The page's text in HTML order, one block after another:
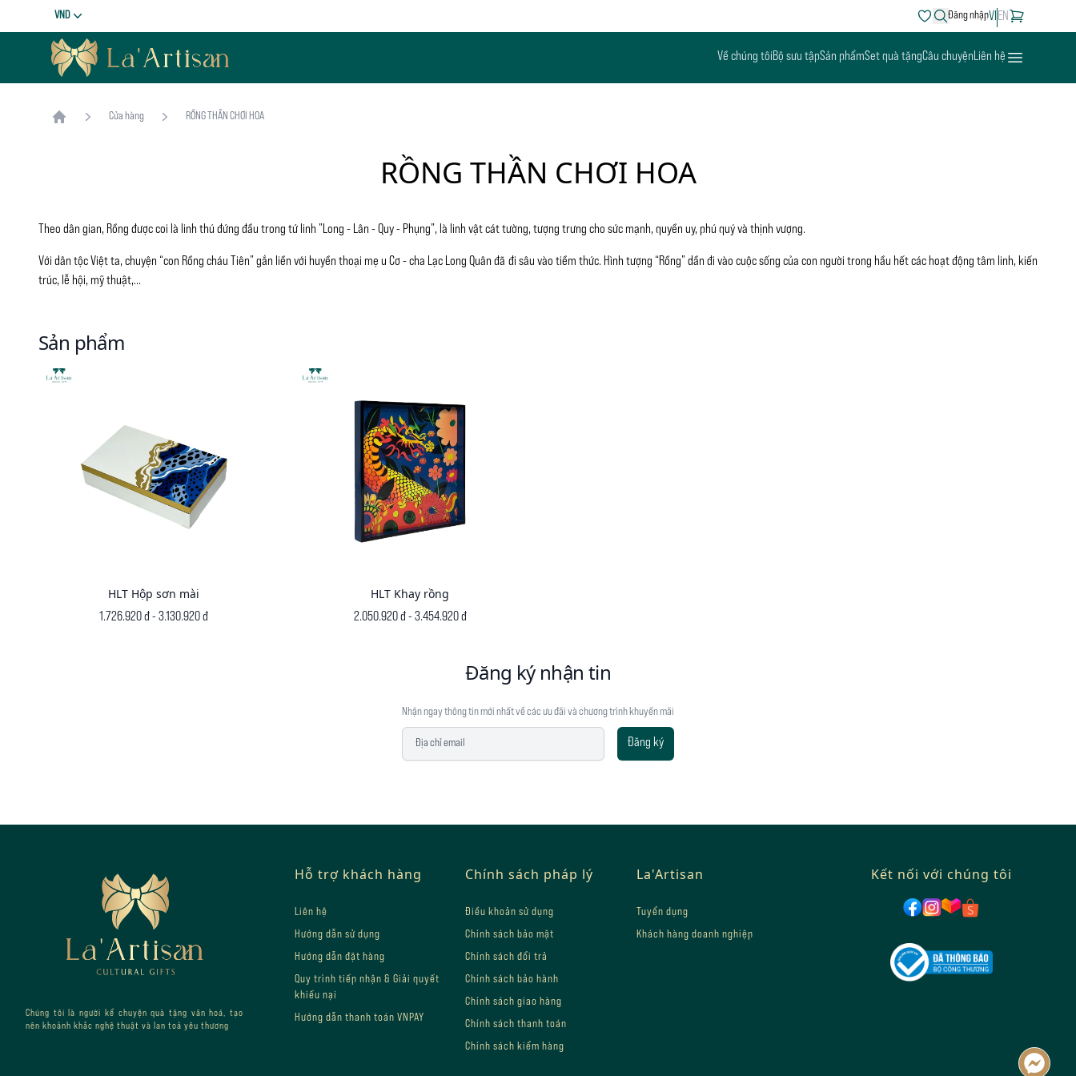
Tiền tệ
VND Search
Đăng nhậpVIEN
La'Artisan
Về chúng tôiBộ sưu tậpSản phẩmSet quà tặngCâu chuyệnLiên hệ Open menu
Cửa hàng RỒNG THẦN CHƠI HOA
RỒNG THẦN CHƠI HOA
Theo dân gian, Rồng được coi là linh thú đứng đầu trong tứ linh ”Long - Lân - Quy - Phụng”, là linh vật cát tường, tượng trưng cho sức mạnh, quyền uy, phú quý và thịnh vượng.
Với dân tộc Việt ta, chuyện “con Rồng cháu Tiên” gắn liền với huyền thoại mẹ u Cơ - cha Lạc Long Quân đã đi sâu vào tiềm thức. Hình tượng “Rồng” dần đi vào cuộc sống của con người trong hầu hết các hoạt động tâm linh, kiến
trúc, lễ hội, mỹ thuật,…
Sản phẩm
HLT Hộp sơn mài
1.726.920 đ - 3.130.920 đ
HLT Khay rồng
2.050.920 đ - 3.454.920 đ
Đăng ký nhận tin
Nhận ngay thông tin mới nhất về các ưu đãi và chương trình khuyến mãi
Địa chỉ email
Đăng ký
Chúng tôi là người kể chuyện quà tặng văn hoá, tạo
nên khoảnh khắc nghệ thuật và lan toả yêu thương
Hỗ trợ khách hàng
Liên hệ
Hướng dẫn sử dụng
Hướng dẫn đặt hàng
Quy trình tiếp nhận & Giải quyết
khiếu nại
Hướng dẫn thanh toán VNPAY
Chính sách pháp lý
Điều khoản sử dụng
Chính sách bảo mật
Chính sách đổi trả
Chính sách bảo hành
Chính sách giao hàng
Chính sách thanh toán
Chính sách kiểm hàng
La'Artisan
Tuyển dụng
Khách hàng doanh nghiệp
Kết nối với chúng tôi